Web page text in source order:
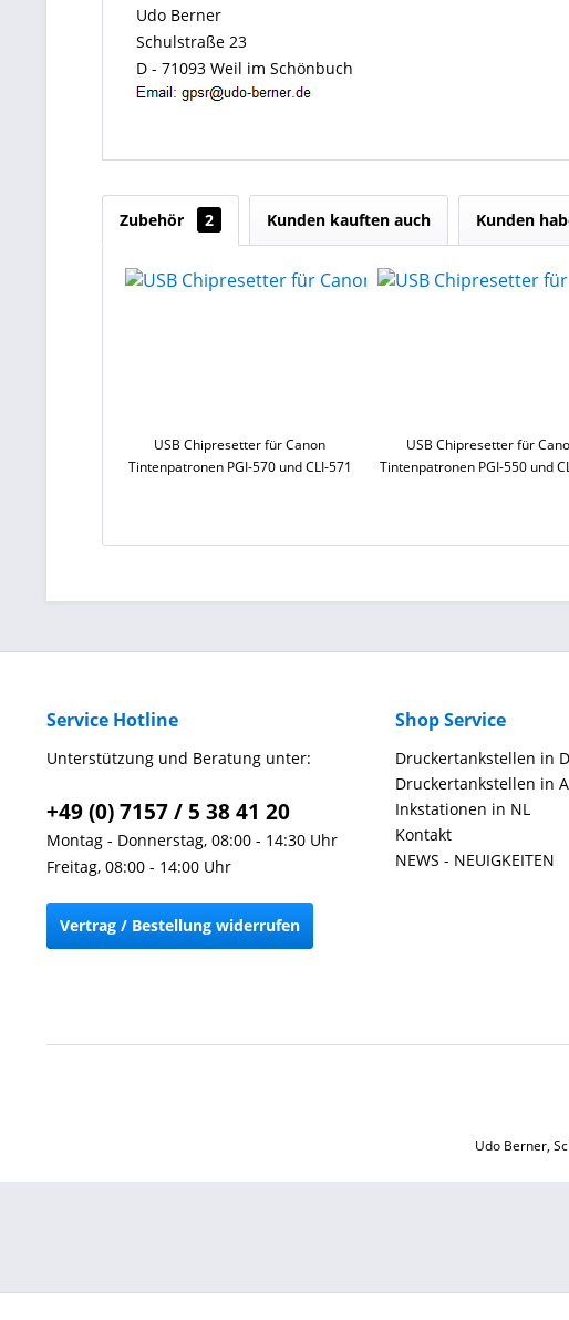
Udo Berner
Schulstraße 23
D - 71093 Weil im Schönbuch
Zubehör 2 Kunden kauften auch Kunden
USB Chipresetter für Canon
Tintenpatronen PGI-570 und CLI-571
USB Chipresetter für
Tintenpatronen PGI-550 und
Service Hotline
Unterstützung und Beratung unter:
+49 (0) 7157 / 5 38 41 20
Montag - Donnerstag, 08:00 - 14:30 Uhr
Freitag, 08:00 - 14:00 Uhr
Vertrag / Bestellung widerrufen
Shop Service
Druckertankstellen in D
Druckertankstellen in A
Inkstationen in NL
Kontakt
NEWS - NEUIGKEITEN
Udo Berner,